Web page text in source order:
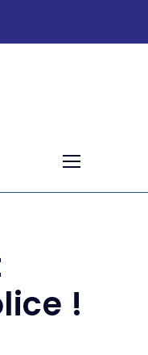
!